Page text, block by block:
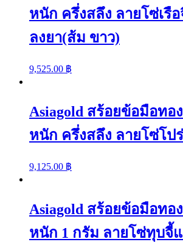
หนัก ครึ่งสลึง ลายโซ่เรื
ลงยา(ส้ม ขาว)
9,525.00 ฿
Asiagold สร้อยข้อมือทอ
หนัก ครึ่งสลึง ลายโซ่โ
9,125.00 ฿
Asiagold สร้อยข้อมือทอ
หนัก 1 กรัม ลายโซ่ทุบจี้